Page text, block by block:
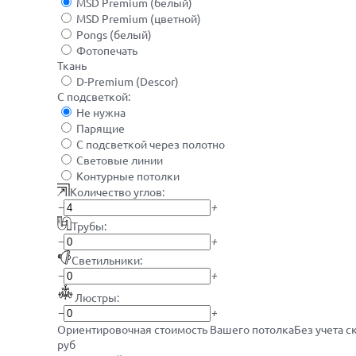
MSD Premium (цветной)
Pongs (белый)
Фотопечать
Ткань
D-Premium (Descor)
С подсветкой:
Не нужна
Парящие
С подсветкой через полотно
Световые линии
Контурные потолки
Количество углов:
− +
Трубы:
− +
Светильники:
− +
Люстры:
− +
Ориентировочная стоимость Вашего потолкаБез учета
руб